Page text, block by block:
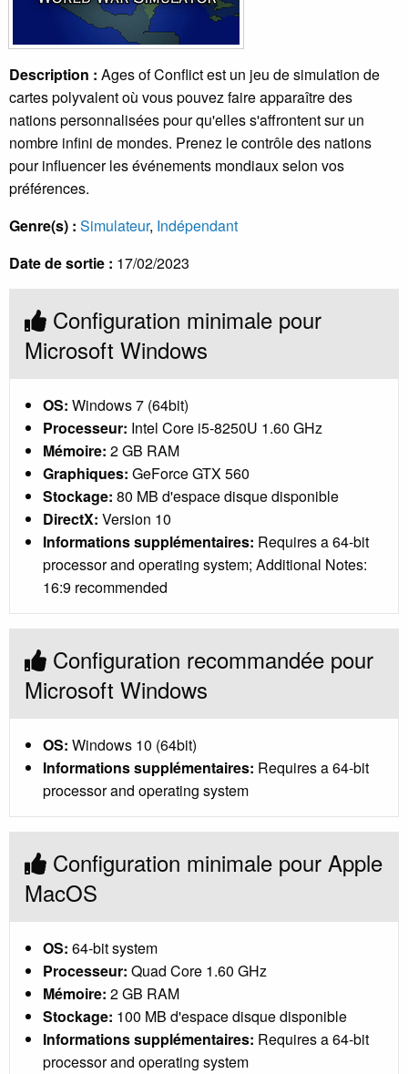
Description : Ages of Conflict est un jeu de simulation de
cartes polyvalent où vous pouvez faire apparaître des
nations personnalisées pour qu'elles s'affrontent sur un
nombre infini de mondes. Prenez le contrôle des nations
pour influencer les événements mondiaux selon vos
préférences.
Genre(s) : Simulateur, Indépendant
Date de sortie : 17/02/2023
Configuration minimale pour
Microsoft Windows
OS: Windows 7 (64bit)
Processeur: Intel Core i5-8250U 1.60 GHz
Mémoire: 2 GB RAM
Graphiques: GeForce GTX 560
Stockage: 80 MB d'espace disque disponible
DirectX: Version 10
Informations supplémentaires: Requires a 64-bit
processor and operating system; Additional Notes:
16:9 recommended
Configuration recommandée pour
Microsoft Windows
OS: Windows 10 (64bit)
Informations supplémentaires: Requires a 64-bit
processor and operating system
Configuration minimale pour Apple
MacOS
OS: 64-bit system
Processeur: Quad Core 1.60 GHz
Mémoire: 2 GB RAM
Stockage: 100 MB d'espace disque disponible
Informations supplémentaires: Requires a 64-bit
processor and operating system